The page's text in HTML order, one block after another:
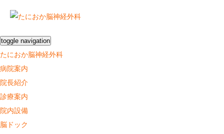
toggle navigation
たにおか脳神経外科
病院案内
院長紹介
診療案内
院内設備
脳ドック